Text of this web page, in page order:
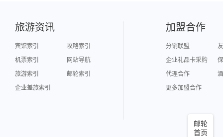
邮轮
首页
旅游资讯
宾馆索引
攻略索引
机票索引
网站导航
旅游索引
邮轮索引
企业差旅索引
加盟合作
分销联盟
企业礼品卡采购
代理合作
更多加盟合作